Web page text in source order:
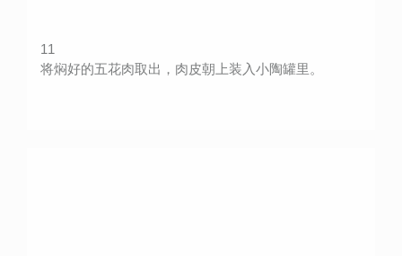
11
将焖好的五花肉取出，肉皮朝上装入小陶罐里。